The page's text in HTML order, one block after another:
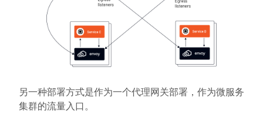
另一种部署方式是作为一个代理网关部署，作为微服务
集群的流量入口。